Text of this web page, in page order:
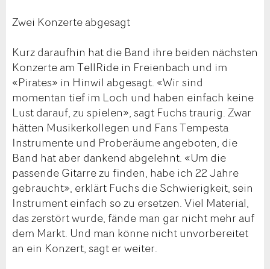
Zwei Konzerte abgesagt
Kurz daraufhin hat die Band ihre beiden nächsten
Konzerte am TellRide in Freienbach und im
«Pirates» in Hinwil abgesagt. «Wir sind
momentan tief im Loch und haben einfach keine
Lust darauf, zu spielen», sagt Fuchs traurig. Zwar
hätten Musikerkollegen und Fans Tempesta
Instrumente und Proberäume angeboten, die
Band hat aber dankend abgelehnt. «Um die
passende Gitarre zu finden, habe ich 22 Jahre
gebraucht», erklärt Fuchs die Schwierigkeit, sein
Instrument einfach so zu ersetzen. Viel Material,
das zerstört wurde, fände man gar nicht mehr auf
dem Markt. Und man könne nicht unvorbereitet
an ein Konzert, sagt er weiter.